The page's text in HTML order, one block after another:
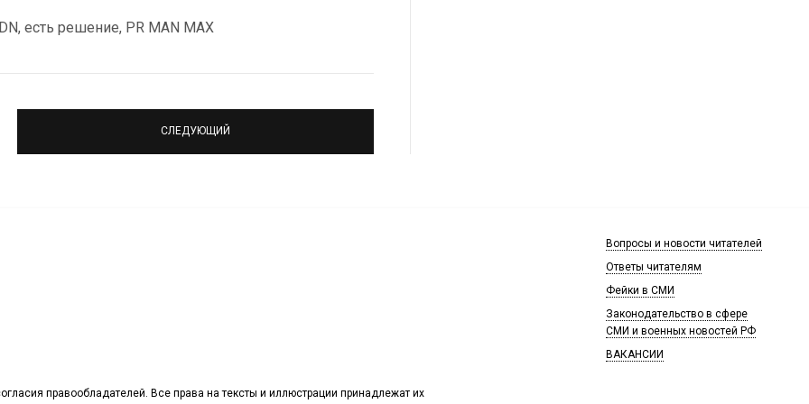
есть решение, PR MAN MAX
СЛЕДУЮЩИЙ
правообладателей. Все права на тексты и иллюстрации принадлежат их
Вопросы и новости читателей
Ответы читателям
Фейки в СМИ
Законодательство в сфере
СМИ и военных новостей РФ
ВАКАНСИИ